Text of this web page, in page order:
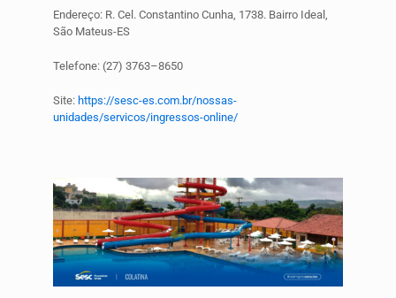
Endereço: R. Cel. Constantino Cunha, 1738. Bairro Ideal,
São Mateus-ES
Telefone: (27) 3763–8650
Site: https://sesc-es.com.br/nossas-
unidades/servicos/ingressos-online/